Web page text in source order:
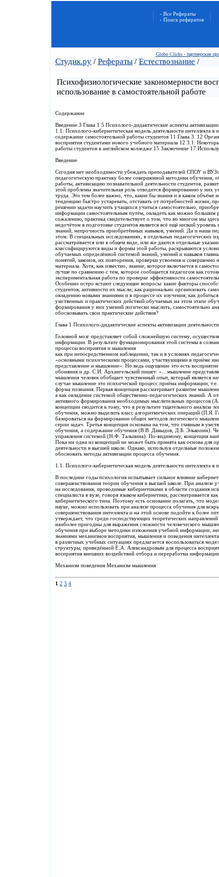
- Все Рефераты
- Поиск рефератов
Globo Clicks - партнерские
Студик.ру / Рефераты / Естествознание /
Психофизиологические закономерности
использование в самостоятельной работе
Содержание
Введение 3 Глава 1 5 Психолого-дидактические аспекты
1.1. Психолого-кибернетическая модель деятельности интеллекта
содержание самостоятельной работы студентов 11 Глава 3. 12
восприятия студентами нового учебного материала 12 3.1.
работы студентов в английском колледже 15 Заключение 17
Введение
Сегодня нет необходимости убеждать преподавателей СПОУ и
педагогическую практику более совершенной методики обучения,
работы, активизацию познавательной деятельности студентов,
этой проблемы значительная роль отводится формированию у них
труда. Это тем более важно, что, какие бы знания и в каком
тенденцию быстро устаревать, отставать от потребностей жизни,
решении задачи научить учащихся учиться самостоятельно,
информации самостоятельным путём, овладеть как можно большим
сожалению, практика свидетельствует о том, что во многом мы
недочётом в подготовке студентов является всё ещё низкий
знаний, непрочность приобретённых навыков, умений. Да и наша
этом. В специальных исследованиях, в отдельных педагогических
рассматривается или в общем виде, или же даются отдельные
классифицируются виды и формы этой работы, раскрываются
обучаемых определённой системой знаний, умений и навыков
понятий, законов, их повторения, проверки усвоения и совершенно
материала. Хотя, как известно, знание, которое включается в
лучше по сравнению с тем, которое сообщается педагогом как
экспериментальная работа по проверке эффективности
Особенно остро встают следующие вопросы: какие факторы
студентов, активности их мысли; как рационально организовать
овладению новыми знаниями и в процессе их изучения; как
умственных и практических действий обучаемых на этом этапе
формирования у них умений логически мыслить, самостоятельно
обосновывать свои практические действия?
Глава 1 Психолого-дидактические аспекты активизации
Головной мозг представляет собой сложнейшую систему,
информации. В результате функционирования этой системы в
процессы восприятия и мышления
как при непосредственном наблюдении, так и в условиях
«основными психическими процессами, участвующими в приёме
представление и мышление». Но ведь ощущение это есть
обоняния и др. С.И. Архангельский пишет: «…мышление
мышления человек обобщает чувственный опыт, который является
случае мышление это психический процесс приёма информации,
форма познания. Первая концепция рассматривает развитие
а как овладение системой общественно-педагогических знаний. А
активного формирования необходимых мыслительных процессов
концепции сводится к тому, что в результате тщательного анализа
обучения, можно выделить класс алгоритмических операций (П.Я.
базироваться на формировании общих методов логического
серии задач. Третья концепция основана на том, что главным в
обучения, а содержание обучения (В.В. Давыдов, Д.Б. Элькопин).
управления системой (Н.Ф. Талызина). По-видимому, концепция
Пока ни одна из концепций не может быть принята как основа для
деятельности в высшей школе. Однако, используя отдельные
обосновать методы активизации процесса обучения.
1.1. Психолого-кибернетическая модель деятельности интеллекта в
В последние годы психология испытывает сильное влияние
совершенствования теории обучения в высшей школе. При анализе
на исследования, проводимые кибернетиками в области создания
специалиста в вузе, говоря языком кибернетики, рассматривается
кибернетического типа. Поэтому есть основание полагать, что
науке, можно использовать при анализе процесса обучения для
совершенствования интеллекта и на этой основе подойти к более
утверждает, что среди господствующих теоретических
наиболее пригодны для выражения сложности человеческого
обучения при выборе методики изложения учебной информации,
знаниями механизмов восприятия, мышления и поведения
в различных учебных ситуациях предлагается воспользоваться
структуры, приведённой Е.А. Александровым для процесса
восприятия внешних воздействий отбора и переработки
Механизм поведения Механизм мышления
1 2 3 4